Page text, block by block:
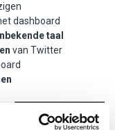
dashboard
taal
van Twitter